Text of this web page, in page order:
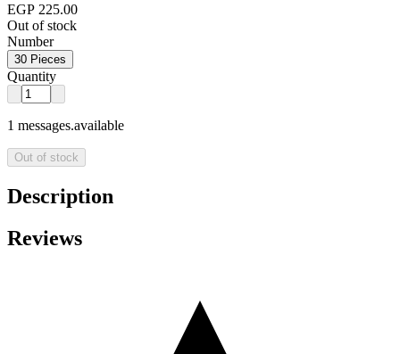
EGP 225.00
Out of stock
Number
30 Pieces
Quantity
1 messages.available
Out of stock
Description
Reviews